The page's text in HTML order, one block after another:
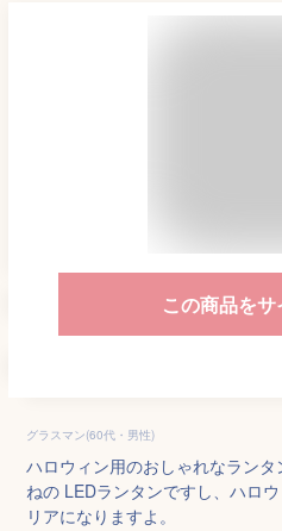
この商品を
グラスマン(60代・男性)
ハロウィン用のおしゃれなラン
ねの LEDランタンですし、ハロ
リアになりますよ。